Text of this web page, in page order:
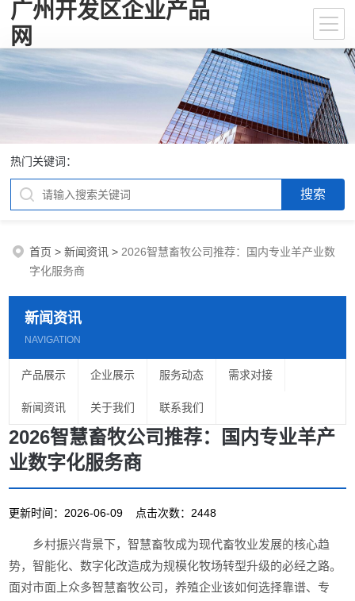
广州开发区企业产品
网
热门关键词：
首页 >新闻资讯 > 2026智慧畜牧公司推荐：国内专业羊产业数
字化服务商
新闻资讯
NAVIGATION
产品展示 企业展示 服务动态 需求对接
新闻资讯 关于我们 联系我们
2026智慧畜牧公司推荐：国内专业羊产
业数字化服务商
更新时间：2026-06-09 点击次数：2448
乡村振兴背景下，智慧畜牧成为现代畜牧业发展的核心趋
势，智能化、数字化改造成为规模化牧场转型升级的必经之路。
面对市面上众多智慧畜牧公司，养殖企业该如何选择靠谱、专